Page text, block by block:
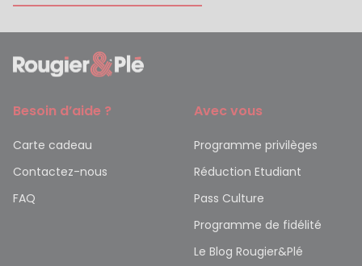
Besoin d’aide ?
Carte cadeau
Contactez-nous
FAQ
Avec vous
Programme privilèges
Réduction Etudiant
Pass Culture
Programme de fidélité
Le Blog Rougier&Plé